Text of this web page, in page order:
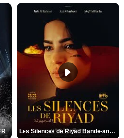
Les Silences de Riyad Bande-annonce VO STFR